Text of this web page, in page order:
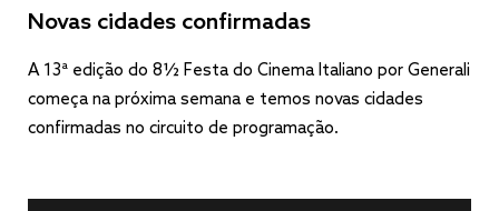
Novas cidades confirmadas
A 13ª edição do 8½ Festa do Cinema Italiano por Generali
começa na próxima semana e temos novas cidades
confirmadas no circuito de programação.